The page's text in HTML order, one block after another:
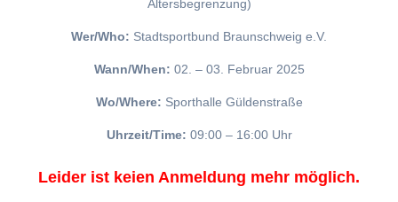
Altersbegrenzung)
Wer/Who: Stadtsportbund Braunschweig e.V.
Wann/When: 02. – 03. Februar 2025
Wo/Where: Sporthalle Güldenstraße
Uhrzeit/Time: 09:00 – 16:00 Uhr
Leider ist keien Anmeldung mehr möglich.